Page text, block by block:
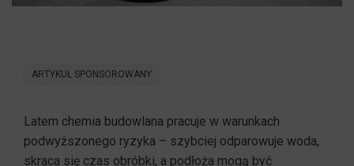
ARTYKUŁ SPONSOROWANY
Latem chemia budowlana pracuje w warunkach
podwyższonego ryzyka – szybciej odparowuje woda,
skraca się czas obróbki, a podłoża mogą być